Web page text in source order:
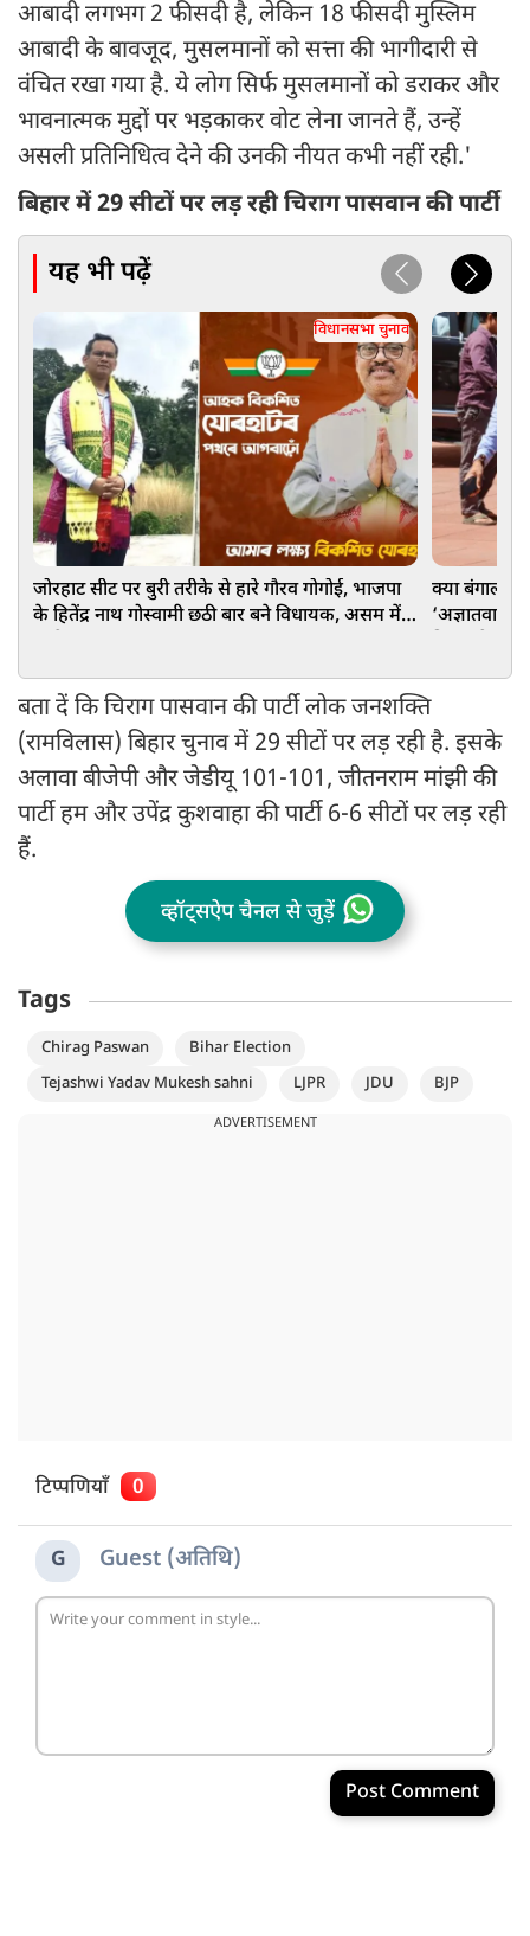
आबादी लगभग 2 फीसदी है, लेकिन 18 फीसदी मुस्लिम
आबादी के बावजूद, मुसलमानों को सत्ता की भागीदारी से
वंचित रखा गया है. ये लोग सिर्फ मुसलमानों को डराकर और
भावनात्मक मुद्दों पर भड़काकर वोट लेना जानते हैं, उन्हें
असली प्रतिनिधित्व देने की उनकी नीयत कभी नहीं रही.'
बिहार में 29 सीटों पर लड़ रही चिराग पासवान की पार्टी
यह भी पढ़ें
विधानसभा चुनाव
जोरहाट सीट पर बुरी तरीके से हारे गौरव गोगोई, भाजपा
के हितेंद्र नाथ गोस्वामी छठी बार बने विधायक, असम में
क्या बंगाल
बता दें कि चिराग पासवान की पार्टी लोक जनशक्ति
(रामविलास) बिहार चुनाव में 29 सीटों पर लड़ रही है. इसके
अलावा बीजेपी और जेडीयू 101-101, जीतनराम मांझी की
पार्टी हम और उपेंद्र कुशवाहा की पार्टी 6-6 सीटों पर लड़ रही
हैं.
व्हॉट्सऐप चैनल से जुड़ें
Tags
Chirag Paswan
Bihar Election
Tejashwi Yadav Mukesh sahni
LJPR JDU BJP
ADVERTISEMENT
टिप्पणियाँ 0
G Guest (अतिथि)
Post Comment